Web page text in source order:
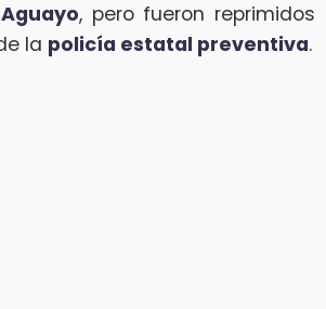
, pero fueron reprimidos
la policía estatal preventiva.